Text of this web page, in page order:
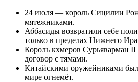
24 июля — король Сицилии
мятежниками.
Аббасиды возвратили себе
только в пределах Нижнего
Король кхмеров Сурьяварман II
договор с тямами.
Китайскими оружейниками
мире огнемёт.